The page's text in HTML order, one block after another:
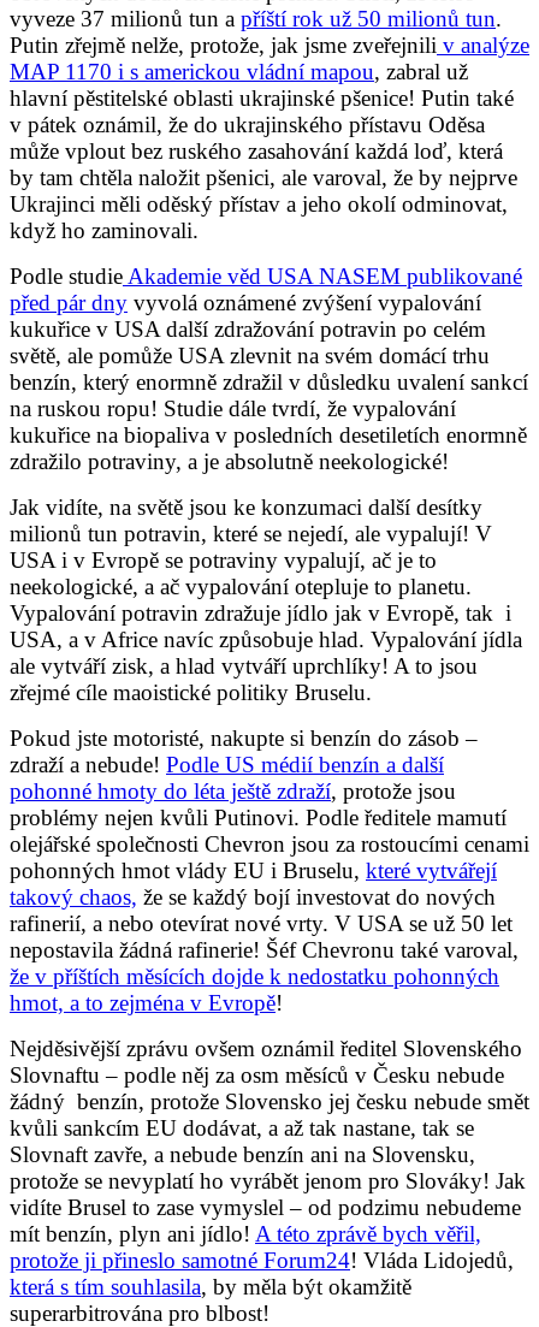
vyveze 37 milionů tun a příští rok už 50 milionů tun.
Putin zřejmě nelže, protože, jak jsme zveřejnili v analýze
MAP 1170 i s americkou vládní mapou, zabral už
hlavní pěstitelské oblasti ukrajinské pšenice! Putin také
v pátek oznámil, že do ukrajinského přístavu Oděsa
může vplout bez ruského zasahování každá loď, která
by tam chtěla naložit pšenici, ale varoval, že by nejprve
Ukrajinci měli oděský přístav a jeho okolí odminovat,
když ho zaminovali.
Podle studie Akademie věd USA NASEM publikované
před pár dny vyvolá oznámené zvýšení vypalování
kukuřice v USA další zdražování potravin po celém
světě, ale pomůže USA zlevnit na svém domácí trhu
benzín, který enormně zdražil v důsledku uvalení sankcí
na ruskou ropu! Studie dále tvrdí, že vypalování
kukuřice na biopaliva v posledních desetiletích enormně
zdražilo potraviny, a je absolutně neekologické!
Jak vidíte, na světě jsou ke konzumaci další desítky
milionů tun potravin, které se nejedí, ale vypalují! V
USA i v Evropě se potraviny vypalují, ač je to
neekologické, a ač vypalování otepluje to planetu.
Vypalování potravin zdražuje jídlo jak v Evropě, tak i
USA, a v Africe navíc způsobuje hlad. Vypalování jídla
ale vytváří zisk, a hlad vytváří uprchlíky! A to jsou
zřejmé cíle maoistické politiky Bruselu.
Pokud jste motoristé, nakupte si benzín do zásob –
zdraží a nebude! Podle US médií benzín a další
pohonné hmoty do léta ještě zdraží, protože jsou
problémy nejen kvůli Putinovi. Podle ředitele mamutí
olejářské společnosti Chevron jsou za rostoucími cenami
pohonných hmot vlády EU i Bruselu, které vytvářejí
takový chaos, že se každý bojí investovat do nových
rafinerií, a nebo otevírat nové vrty. V USA se už 50 let
nepostavila žádná rafinerie! Šéf Chevronu také varoval,
že v příštích měsících dojde k nedostatku pohonných
hmot, a to zejména v Evropě!
Nejděsivější zprávu ovšem oznámil ředitel Slovenského
Slovnaftu – podle něj za osm měsíců v Česku nebude
žádný benzín, protože Slovensko jej česku nebude smět
kvůli sankcím EU dodávat, a až tak nastane, tak se
Slovnaft zavře, a nebude benzín ani na Slovensku,
protože se nevyplatí ho vyrábět jenom pro Slováky! Jak
vidíte Brusel to zase vymyslel – od podzimu nebudeme
mít benzín, plyn ani jídlo! A této zprávě bych věřil,
protože ji přineslo samotné Forum24! Vláda Lidojedů,
která s tím souhlasila, by měla být okamžitě
superarbitrována pro blbost!